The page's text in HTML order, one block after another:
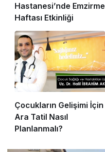
Hastanesi’nde Emzirme
Haftası Etkinliği
Çocukların Gelişimi İçin
Ara Tatil Nasıl
Planlanmalı?